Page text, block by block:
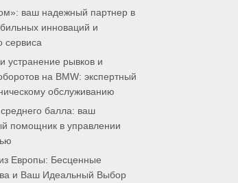
ваш надежный партнер в
инноваций и
сервиса
устранение рывков и
на BMW: экспертный
обслуживанию
среднего балла: ваш
помощник в управлении
Европы: Бесценные
и Ваш Идеальный Выбор